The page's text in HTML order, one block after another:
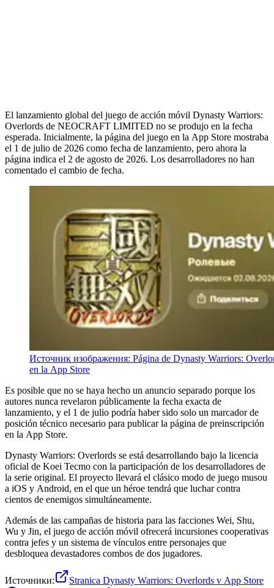
El lanzamiento global del juego de acción móvil Dynasty Warriors:
Overlords de NEOCRAFT LIMITED no se produjo en la fecha
esperada. Inicialmente, la página del juego en la App Store mostraba
el 1 de julio de 2026 como fecha de lanzamiento, pero ahora la
página indica el 2 de agosto de 2026. Los desarrolladores no han
comentado el cambio de fecha.
Источник изображения: Página de Dynasty Warriors:
en la App Store
Es posible que no se haya hecho un anuncio separado porque los
autores nunca revelaron públicamente la fecha exacta de
lanzamiento, y el 1 de julio podría haber sido solo un marcador de
posición técnico necesario para publicar la página de preinscripción
en la App Store.
Dynasty Warriors: Overlords se está desarrollando bajo la licencia
oficial de Koei Tecmo con la participación de los desarrolladores de
la serie original. El proyecto llevará el clásico modo de juego musou
a iOS y Android, en el que un héroe tendrá que luchar contra
cientos de enemigos simultáneamente.
Además de las campañas de historia para las facciones Wei, Shu,
Wu y Jin, el juego de acción móvil ofrecerá incursiones cooperativas
contra jefes y un sistema de vínculos entre personajes que
desbloquea devastadores combos de dos jugadores.
Источники:
Stranica Dynasty Warriors: Overlords v App Store